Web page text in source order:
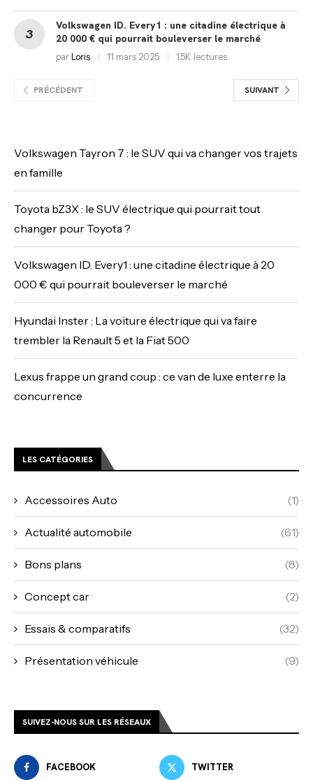
Volkswagen ID. Every1 : une citadine électrique à
20 000 € qui pourrait bouleverser le marché
parLoris 11 mars 2025 1,5K lectures
PRÉCÉDENT SUIVANT
Volkswagen Tayron 7 : le SUV qui va changer vos trajets
en famille
Toyota bZ3X : le SUV électrique qui pourrait tout
changer pour Toyota ?
Volkswagen ID. Every1 : une citadine électrique à 20
000 € qui pourrait bouleverser le marché
Hyundai Inster : La voiture électrique qui va faire
trembler la Renault 5 et la Fiat 500
Lexus frappe un grand coup : ce van de luxe enterre la
concurrence
LES CATÉGORIES
Accessoires Auto (1)
Actualité automobile (61)
Bons plans (8)
Concept car (2)
Essais & comparatifs (32)
Présentation véhicule (9)
SUIVEZ-NOUS SUR LES RÉSEAUX
FACEBOOK TWITTER